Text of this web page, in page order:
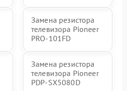
Замена резистора
телевизора Pioneer
PRO-101FD
Замена резистора
телевизора Pioneer
PDP-SX5080D